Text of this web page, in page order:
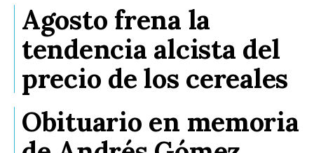
Agosto frena la
tendencia alcista del
precio de los cereales
Obituario en memoria